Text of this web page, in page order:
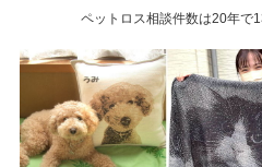
ペットロス相談件数は20年で